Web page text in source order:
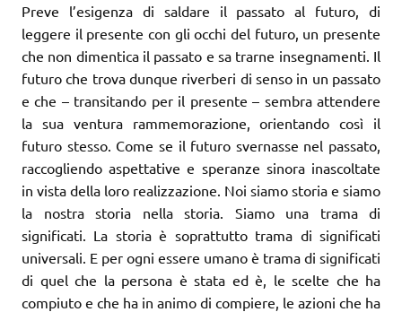
Preve l’esigenza di saldare il passato al futuro, di
leggere il presente con gli occhi del futuro, un presente
che non dimentica il passato e sa trarne insegnamenti. Il
futuro che trova dunque riverberi di senso in un passato
e che – transitando per il presente – sembra attendere
la sua ventura rammemorazione, orientando così il
futuro stesso. Come se il futuro svernasse nel passato,
raccogliendo aspettative e speranze sinora inascoltate
in vista della loro realizzazione. Noi siamo storia e siamo
la nostra storia nella storia. Siamo una trama di
significati. La storia è soprattutto trama di significati
universali. E per ogni essere umano è trama di significati
di quel che la persona è stata ed è, le scelte che ha
compiuto e che ha in animo di compiere, le azioni che ha